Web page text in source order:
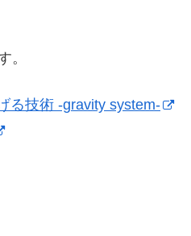
。
る技術 -gravity system-